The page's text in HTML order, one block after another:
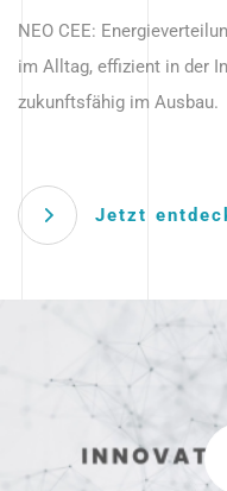
NEO CEE:
im Alltag, effizient in der
zukunftsfähig im Ausbau.
Jetzt
Anwendungen – robust,
zukunftsfähig.